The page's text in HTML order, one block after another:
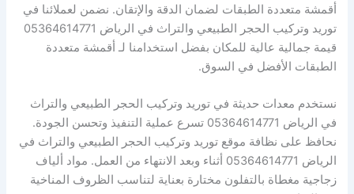
أقمشة متعددة الطبقات لضمان الدقة والإتقان. نضمن لعملائنا في
توريد وتركيب الحجر الطبيعي والتراث في الرياض 05364614771
قيمة جمالية عالية للمكان بفضل استخدامنا لـ أقمشة متعددة
الطبقات الأفضل في السوق.
نستخدم معدات حديثة في توريد وتركيب الحجر الطبيعي والتراث
في الرياض 05364614771 تسرع عملية التنفيذ وتحسن الجودة.
نحافظ على نظافة موقع توريد وتركيب الحجر الطبيعي والتراث في
الرياض 05364614771 أثناء وبعد الانتهاء من العمل. مواد ألياف
زجاجية مغطاة بالتفلون مختارة بعناية لتناسب الظروف المناخية